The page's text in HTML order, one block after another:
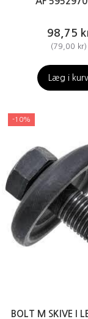
98,75
(79,00 kr)
Læg i kurv
-10%
BOLT M SKIVE I